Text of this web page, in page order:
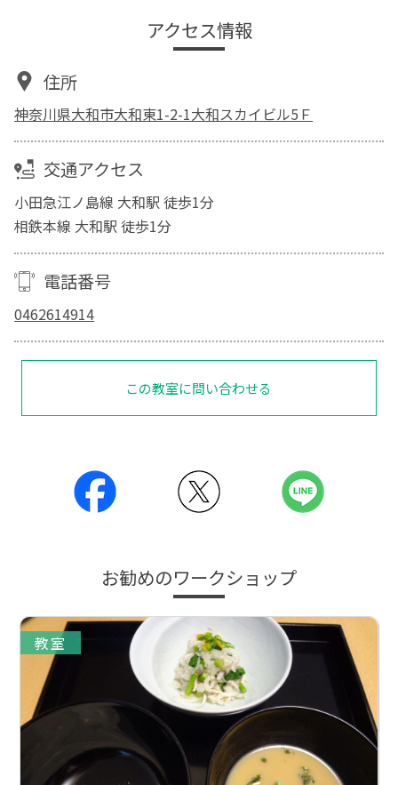
アクセス情報
住所
神奈川県大和市大和東1-2-1大和スカイビル5Ｆ
交通アクセス
小田急江ノ島線 大和駅 徒歩1分
相鉄本線 大和駅 徒歩1分
電話番号
0462614914
この教室に問い合わせる
お勧めのワークショップ
教室